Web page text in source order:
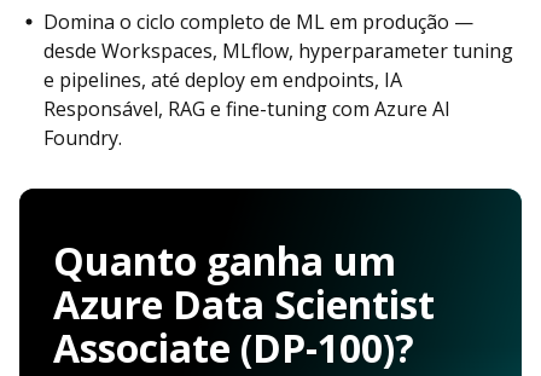
Domina o ciclo completo de ML em produção —
desde Workspaces, MLflow, hyperparameter tuning
e pipelines, até deploy em endpoints, IA
Responsável, RAG e fine-tuning com Azure AI
Foundry.
Quanto ganha um
Azure Data Scientist
Associate (DP-100)?